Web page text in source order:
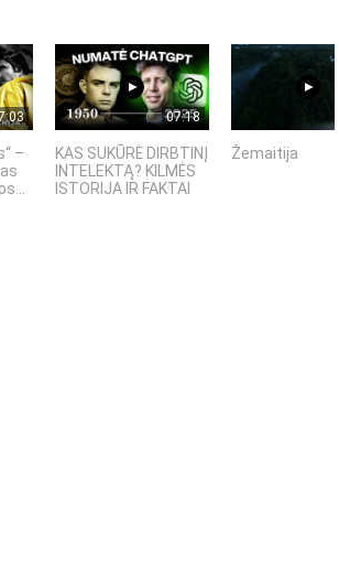
–
07:18
KAS SUKŪRĖ DIRBTINĮ
INTELEKTĄ? KILMĖS
ISTORIJA IR FAKTAI
Žemaitija